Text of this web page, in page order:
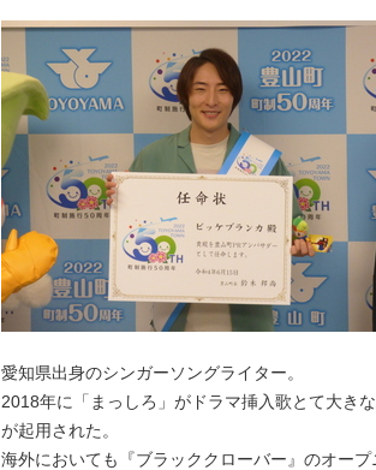
愛知県出身のシンガーソングライター。
2018年に「まっしろ」がドラマ挿入歌とて大き
が起用された。
海外においても『ブラッククローバー』のオー